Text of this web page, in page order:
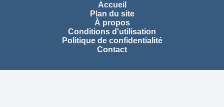
Accueil
Plan du site
À propos
Conditions d'utilisation
Politique de confidentialité
Contact